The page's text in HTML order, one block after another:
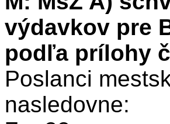
výdavkov pre
podľa prílohy
Poslanci
nasledovne: